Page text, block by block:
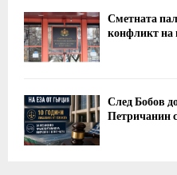
Сметната
конфликт на
След Бобов
Петричанин